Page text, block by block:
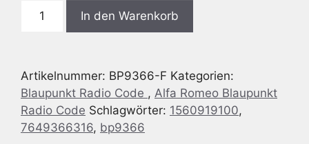
Blaupunkt
MITO
-
ALFA
955
In den Warenkorb
Artikelnummer: BP9366-F Kategorien:
Blaupunkt Radio Code , Alfa Romeo Blaupunkt
Radio Code Schlagwörter: 1560919100,
7649366316, bp9366